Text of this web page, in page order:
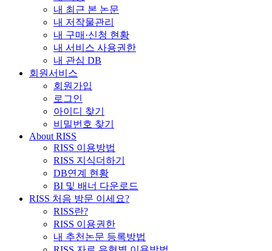
내 최근 본 논문
내 저작물관리
내 구매·신청 현황
내 서비스 사용권한
내 관심 DB
회원서비스
회원가입
로그인
아이디 찾기
비밀번호 찾기
About RISS
RISS 이용방법
RISS 지식더하기
DB연계 현황
BI 및 배너 다운로드
RISS 처음 방문 이세요?
RISS란?
RISS 이용권한
내 추천논문 등록방법